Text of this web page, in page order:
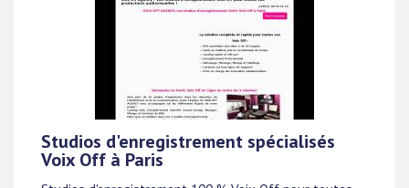
Studios d'enregistrement spécialisés
Voix Off à Paris